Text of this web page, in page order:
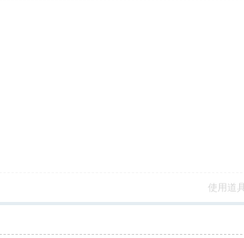
使用道具